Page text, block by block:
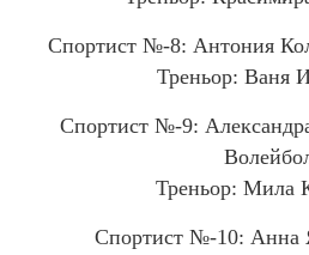
АДМИНИСТРАЦИЯ
УЧЕБНА ГОДИНА 2025/
АДМИНИСТРАТИВНИ
ПРОФИЛ НА КУПУВАЧА
Спортист №-8: Антония
Треньор: Ваня
Спортист №-9:
Треньор: Мила
Спортист №-10: Анна